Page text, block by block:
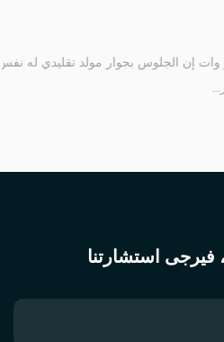
التي يتم الإبلاغ عنها
فيرجى استشارتنا